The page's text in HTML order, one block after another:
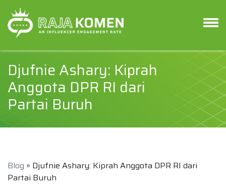
Djufnie Ashary: Kiprah
Anggota DPR RI dari
Partai Buruh
Blog » Djufnie Ashary: Kiprah Anggota DPR RI dari
Partai Buruh